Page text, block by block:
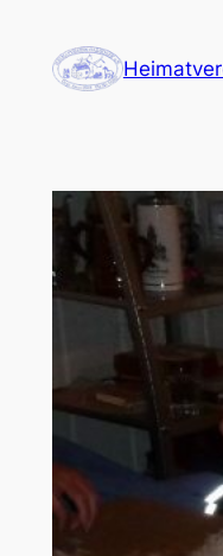
Inhalt
springen